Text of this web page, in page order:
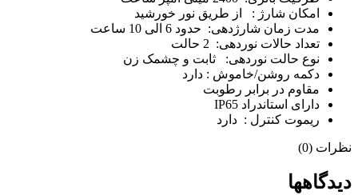
امکان شارژ : از طریق نور خورشید
مدت زمان شارژدهی: حدود 6 الی 10 ساعت
تعداد حالات نوردهی: 2 حالت
نوع حالت نوردهی: ثابت و چشمک زن
دکمه روشن/خاموش : دارد
مقاوم در برابر رطوبت
دارای استاندراد IP65
ریموت کنترل : دارد
نظرات (0)
دیدگاهها